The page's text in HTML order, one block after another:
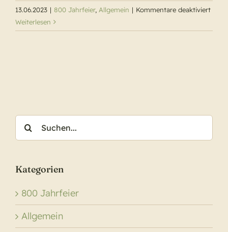
13.06.2023 | 800 Jahrfeier, Allgemein | Kommentare deaktiviertfür
der
Weiterlesen
Suche
nach:
Kategorien
800 Jahrfeier
Allgemein